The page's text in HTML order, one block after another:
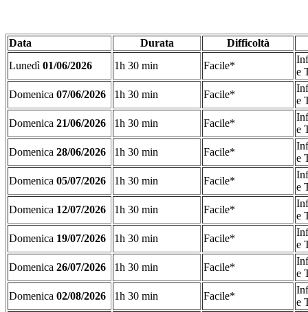
Data Durata
Difficoltà
Lunedì 01/06/2026 1h 30 min Facile*
e
Domenica 07/06/2026 1h 30 min Facile*
e
Domenica 21/06/2026 1h 30 min Facile*
e
Domenica 28/06/2026 1h 30 min Facile*
e
Domenica 05/07/2026 1h 30 min Facile*
e
Domenica 12/07/2026 1h 30 min Facile*
e
Domenica 19/07/2026 1h 30 min Facile*
e
Domenica 26/07/2026 1h 30 min Facile*
e
Domenica 02/08/2026 1h 30 min Facile*
e